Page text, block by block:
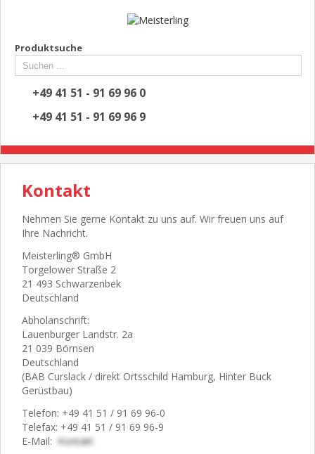
Produktsuche
+49 41 51 - 91 69 96 0
+49 41 51 - 91 69 96 9
Kontakt
Nehmen Sie gerne Kontakt zu uns auf. Wir freuen uns auf
Ihre Nachricht.
Meisterling® GmbH
Torgelower Straße 2
21 493 Schwarzenbek
Deutschland
Abholanschrift:
Lauenburger Landstr. 2a
21 039 Börnsen
Deutschland
(BAB Curslack / direkt Ortsschild Hamburg, Hinter Buck
Gerüstbau)
Telefon: +49 41 51 / 91 69 96-0
Telefax: +49 41 51 / 91 69 96-9
E-Mail: Kontakt